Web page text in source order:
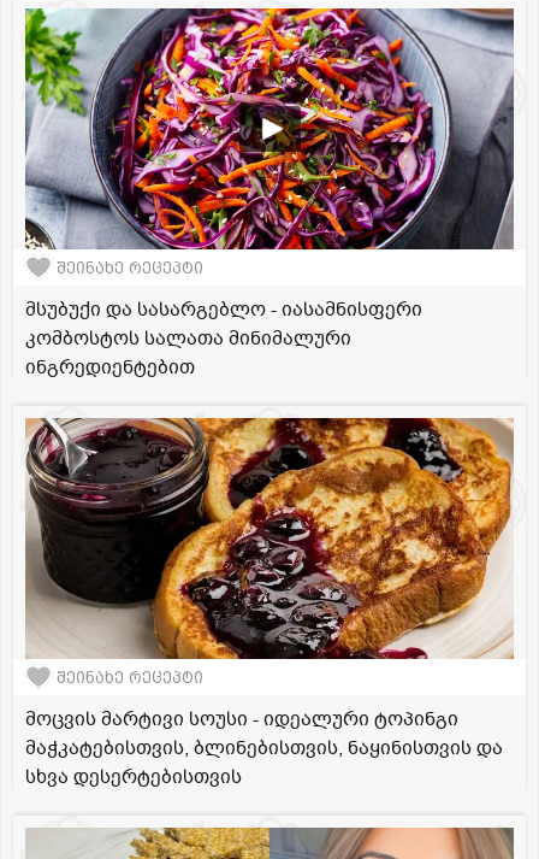
შეინახე რეცეპტი
მსუბუქი და სასარგებლო - იასამნისფერი
კომბოსტოს სალათა მინიმალური
ინგრედიენტებით
შეინახე რეცეპტი
მოცვის მარტივი სოუსი - იდეალური ტოპინგი
მაჭკატებისთვის, ბლინებისთვის, ნაყინისთვის და
სხვა დესერტებისთვის